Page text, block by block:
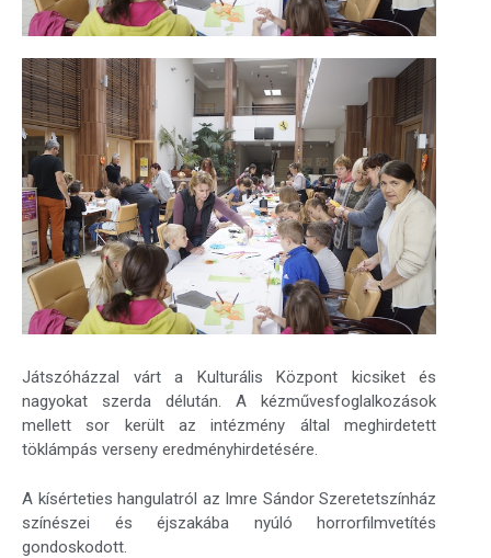
Játszóházzal várt a Kulturális Központ kicsiket és
nagyokat szerda délután. A kézművesfoglalkozások
mellett sor került az intézmény által meghirdetett
töklámpás verseny eredményhirdetésére.
A kísérteties hangulatról az Imre Sándor Szeretetszínház
színészei és éjszakába nyúló horrorfilmvetítés
gondoskodott.